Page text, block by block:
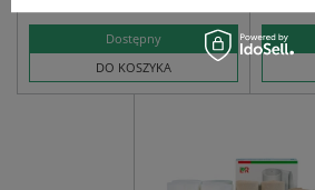
Dostępny
DO KOSZYKA